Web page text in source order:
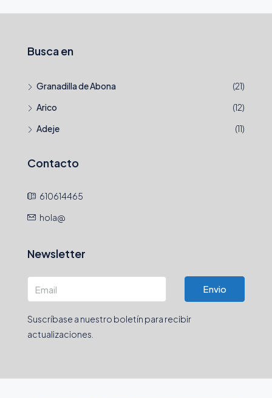
Busca en
Granadilla de Abona
(21)
Arico
(12)
Adeje
(11)
Contacto
610614465
hola@
Newsletter
Envio
Suscríbase a nuestro boletín para recibir
actualizaciones.